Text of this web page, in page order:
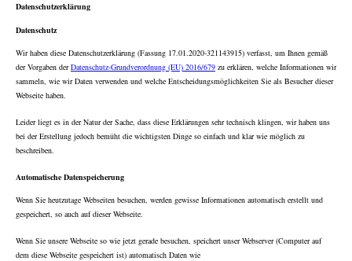
Datenschutzerklärung
Datenschutz
Wir haben diese Datenschutzerklärung (Fassung 17.01.2020-321143915) verfasst, um Ihnen gemäß
der Vorgaben derDatenschutz-Grundverordnung (EU) 2016/679 zu erklären, welche Informationen wir
sammeln, wie wir Daten verwenden und welche Entscheidungsmöglichkeiten Sie als Besucher dieser
Webseite haben.
Leider liegt es in der Natur der Sache, dass diese Erklärungen sehr technisch klingen, wir haben uns
bei der Erstellung jedoch bemüht die wichtigsten Dinge so einfach und klar wie möglich zu
beschreiben.
Automatische Datenspeicherung
Wenn Sie heutzutage Webseiten besuchen, werden gewisse Informationen automatisch erstellt und
gespeichert, so auch auf dieser Webseite.
Wenn Sie unsere Webseite so wie jetzt gerade besuchen, speichert unser Webserver (Computer auf
dem diese Webseite gespeichert ist) automatisch Daten wie